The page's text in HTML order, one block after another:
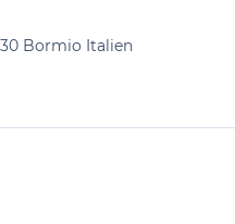
Bormio Italien